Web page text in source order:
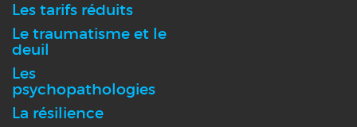
Les tarifs réduits
Le traumatisme et le
deuil
Les
psychopathologies
La résilience